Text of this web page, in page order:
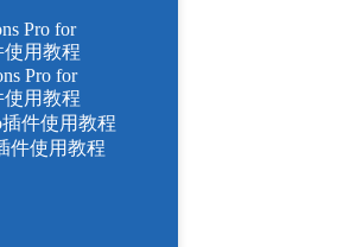
Pro for
使用教程
Pro for
使用教程
插件使用教程
件使用教程